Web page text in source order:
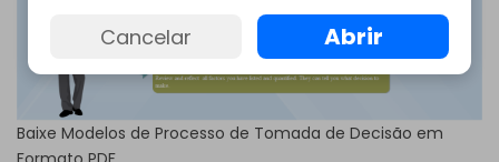
Baixe Modelos de Processo de Tomada de Decisão em
Cancelar Abrir